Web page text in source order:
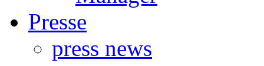
Presse
press news